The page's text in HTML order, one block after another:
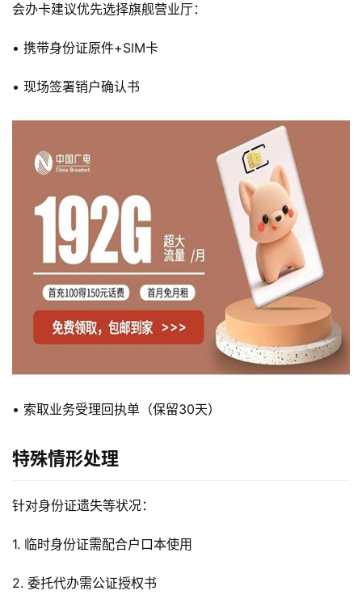
首
流
卡
宽
带
会办卡建议优先选择旗舰营业厅：
• 携带身份证原件+SIM卡
• 现场签署销户确认书
• 索取业务受理回执单（保留30天）
特殊情形处理
针对身份证遗失等状况：
1. 临时身份证需配合户口本使用
2. 委托代办需公证授权书